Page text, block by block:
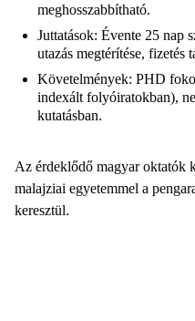
meghosszabbítható.
Juttatások: Évente 25 nap
utazás megtérítése, fizetés
Követelmények: PHD
indexált folyóiratokban),
kutatásban.
Az érdeklődő magyar oktatók
malajziai egyetemmel a
keresztül.